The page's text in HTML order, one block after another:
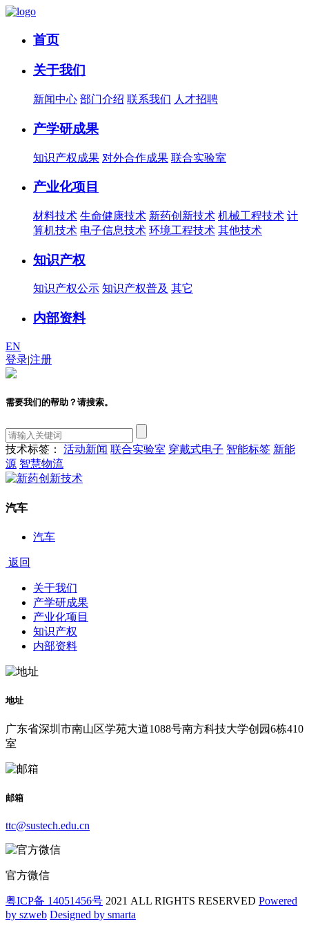
首页
关于我们
新闻中心 部门介绍 联系我们 人才招聘
产学研成果
知识产权成果 对外合作成果 联合实验室
产业化项目
材料技术 生命健康技术 新药创新技术 机械工程技术 计
算机技术 电子信息技术 环境工程技术 其他技术
知识产权
知识产权公示 知识产权普及 其它
内部资料
EN
登录|注册
需要我们的帮助？请搜索。
技术标签： 活动新闻 联合实验室 穿戴式电子 智能标签 新能
源 智慧物流
汽车
汽车
返回
关于我们
产学研成果
产业化项目
知识产权
内部资料
地址
广东省深圳市南山区学苑大道1088号南方科技大学创园6栋410
室
邮箱
ttc@sustech.edu.cn
官方微信
粤ICP备 14051456号 2021 ALL RIGHTS RESERVED Powered
by szweb Designed by smarta